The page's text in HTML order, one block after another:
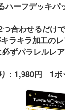
ハーフデッキパ
合わせるだけ
ラキラ加工の
ずパラレルレ
：1,980円 1ボ